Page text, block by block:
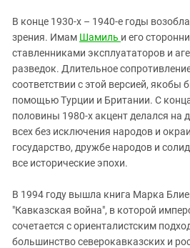
В конце 1930-х – 1940-е годы
зрения. Имам Шамиль и его
ставленниками эксплуататоров и
разведок. Длительное
соответствии с этой версией, якобы
помощью Турции и Британии. С
половины 1980-х акцент делался на
всех без исключения народов и
государство, дружбе народов и
все исторические эпохи.
В 1994 году вышла книга Марка
"Кавказская война", в которой
сочетается с ориенталистским
большинство северокавказских и